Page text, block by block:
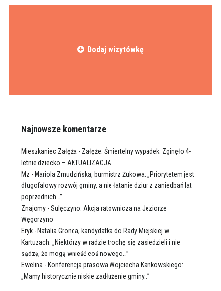
Dodaj wizytówkę
Najnowsze komentarze
Mieszkaniec Załęża - Załęże. Śmiertelny wypadek. Zginęło 4-
letnie dziecko – AKTUALIZACJA
Mz - Mariola Zmudzińska, burmistrz Żukowa: „Priorytetem jest
długofalowy rozwój gminy, a nie łatanie dziur z zaniedbań lat
poprzednich…”
Znajomy-Sulęczyno. Akcja ratownicza na Jeziorze
Węgorzyno
Eryk- Natalia Gronda, kandydatka do Rady Miejskiej w
Kartuzach: „Niektórzy w radzie trochę się zasiedzieli i nie
sądzę, że mogą wnieść coś nowego…”
Ewelina - Konferencja prasowa Wojciecha Kankowskiego:
„Mamy historycznie niskie zadłużenie gminy…”